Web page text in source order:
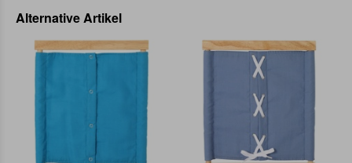
Alternative Artikel